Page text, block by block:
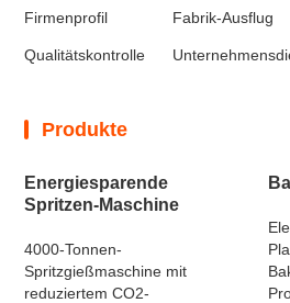
Firmenprofil Fabrik-Ausflug
Qualitätskontrolle
Produkte
Energiesparende
Spritzen-Maschine
4000-Tonnen-
Spritzgießmaschine mit
reduziertem CO2-